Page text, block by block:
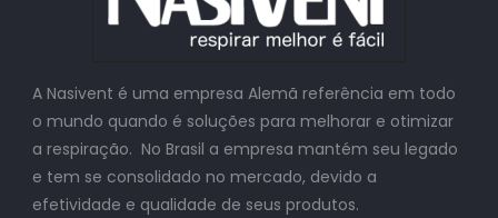
A Nasivent é uma empresa Alemã referência em todo
o mundo quando é soluções para melhorar e otimizar
a respiração. No Brasil a empresa mantém seu legado
e tem se consolidado no mercado, devido a
efetividade e qualidade de seus produtos.